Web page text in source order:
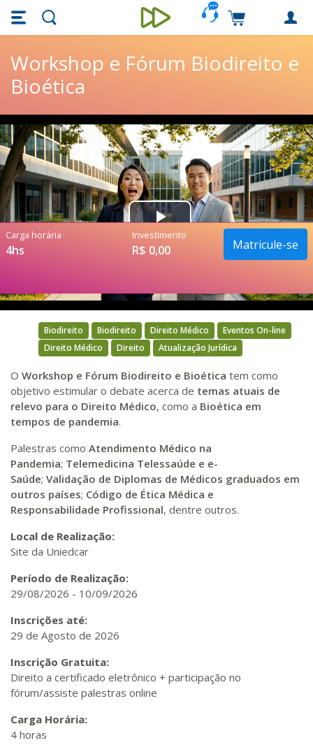
Skip main navigation
Skip to main content
Unieducar
Carrinho de
Workshop e Fórum Biodireito e
Bioética
Play
Carga horária
4hs
Investimento
R$ 0,00 Matricule-se
Biodireito Biodireito Direito Médico
Eventos On-line
Direito Médico
Direito Atualização Jurídica
O Workshop e Fórum Biodireito e Bioética tem como
objetivo estimular o debate acerca de temas atuais de
relevo para o Direito Médico, como a Bioética em
tempos de pandemia.
Palestras como Atendimento Médico na
Pandemia; Telemedicina Telessaúde e e-
Saúde; Validação de Diplomas de Médicos graduados em
outros países; Código de Ética Médica e
Responsabilidade Profissional, dentre outros.
Local de Realização:
Site da Uniedcar
Período de Realização:
29/08/2026 - 10/09/2026
Inscrições até:
29 de Agosto de 2026
Inscrição Gratuita:
Direito a certificado eletrônico + participação no
fórum/assiste palestras online
Carga Horária:
4 horas